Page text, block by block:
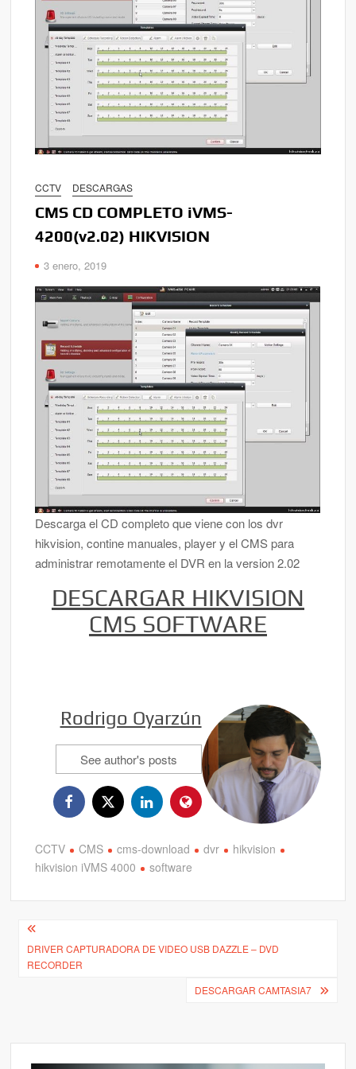
CCTV DESCARGAS
CMS CD COMPLETO iVMS-
4200(v2.02) HIKVISION
3 enero, 2019
Descarga el CD completo que viene con los dvr
hikvision, contine manuales, player y el CMS para
administrar remotamente el DVR en la version 2.02
DESCARGAR HIKVISION
CMS SOFTWARE
Rodrigo Oyarzún
See author's posts
CCTV CMS cms-download dvr
hikvision
hikvision iVMS 4000
software
Navegación
de
DRIVER CAPTURADORA DE VIDEO USB DAZZLE – DVD
RECORDER
DESCARGAR CAMTASIA7